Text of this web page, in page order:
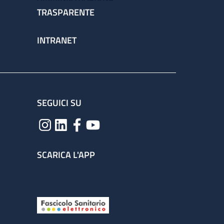
TRASPARENTE
INTRANET
SEGUICI SU
SCARICA L'APP